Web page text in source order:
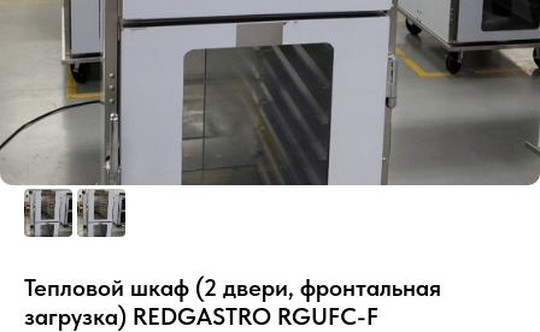
Тепловой шкаф (2 двери, фронтальная
загрузка) REDGASTRO RGUFC-F